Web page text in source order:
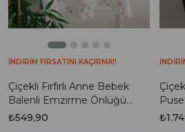
Çiçekli Fırfırlı Anne Bebek
Balenli Emzirme Önlüğü
70x100
₺549,90
İNDİRİM FIRSATINI KAÇIRMA!!